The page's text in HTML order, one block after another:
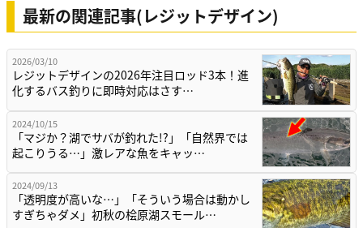
最新の関連記事(レジットデザイン)
2026/03/10
レジットデザインの2026年注目ロッド3本！進
化するバス釣りに即時対応はさす…
2024/10/15
「マジか？湖でサバが釣れた!?」「自然界では
起こりうる…」激レアな魚をキャッ…
2024/09/13
「透明度が高いな…」「そういう場合は動かし
すぎちゃダメ」初秋の桧原湖スモール…